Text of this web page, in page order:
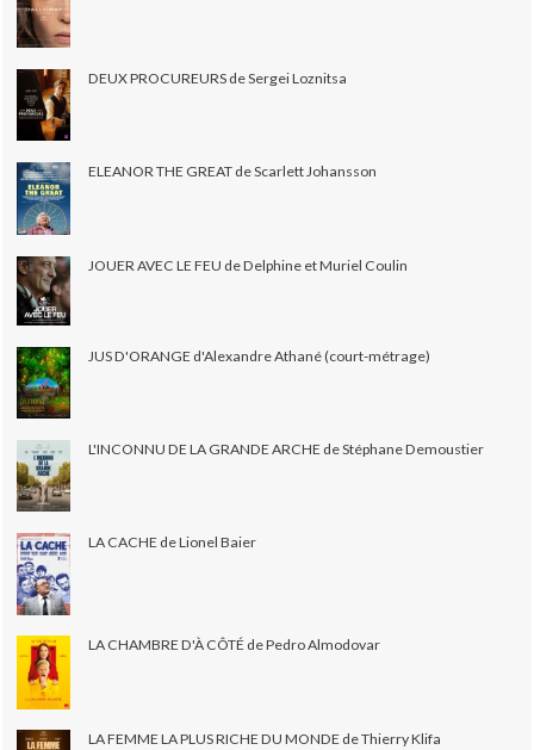
DEUX PROCUREURS de Sergei Loznitsa
ELEANOR THE GREAT de Scarlett Johansson
JOUER AVEC LE FEU de Delphine et Muriel Coulin
JUS D'ORANGE d'Alexandre Athané (court-métrage)
L'INCONNU DE LA GRANDE ARCHE de Stéphane Demoustier
LA CACHE de Lionel Baier
LA CHAMBRE D'À CÔTÉ de Pedro Almodovar
LA FEMME LA PLUS RICHE DU MONDE de Thierry Klifa